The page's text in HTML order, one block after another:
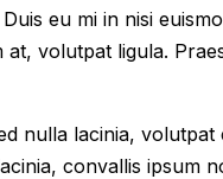
eu mi in nisi
volutpat ligula.
nulla lacinia,
convallis ipsum